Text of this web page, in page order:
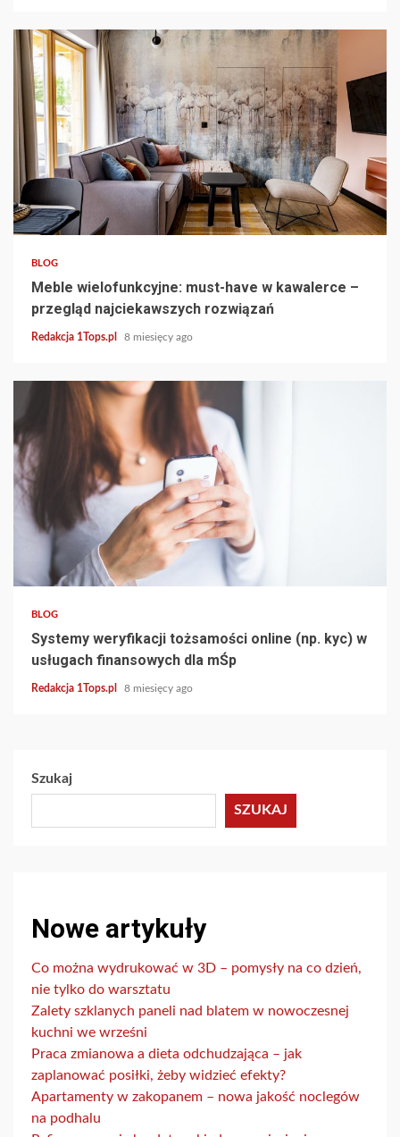
4 min read
BLOG
Meble wielofunkcyjne: must-have w kawalerce –
przegląd najciekawszych rozwiązań
Redakcja 1Tops.pl 8 miesięcy ago
BLOG
Systemy weryfikacji tożsamości online (np. kyc) w
usługach finansowych dla mŚp
Redakcja 1Tops.pl 8 miesięcy ago
Szukaj
SZUKAJ
Nowe artykuły
Co można wydrukować w 3D – pomysły na co dzień,
nie tylko do warsztatu
Zalety szklanych paneli nad blatem w nowoczesnej
kuchni we wrześni
Praca zmianowa a dieta odchudzająca – jak
zaplanować posiłki, żeby widzieć efekty?
Apartamenty w zakopanem – nowa jakość noclegów
na podhalu